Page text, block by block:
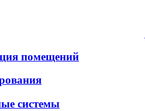
помещений
системы